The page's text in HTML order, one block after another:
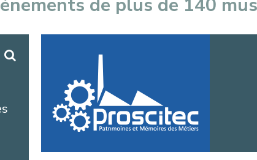
de plus de 140